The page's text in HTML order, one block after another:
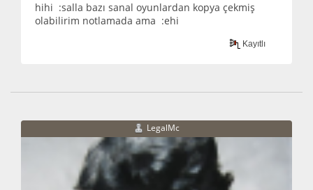
hihi :salla bazı sanal oyunlardan kopya çekmiş
olabilirim notlamada ama :ehi
Kayıtlı
LegalMc